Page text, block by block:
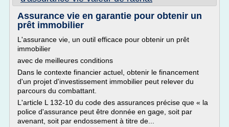
Assurance vie en garantie pour obtenir un
prêt immobilier
L'assurance vie, un outil efficace pour obtenir un prêt
immobilier
avec de meilleures conditions
Dans le contexte financier actuel, obtenir le financement
d'un projet d'investissement immobilier peut relever du
parcours du combattant.
L'article L 132-10 du code des assurances précise que « la
police d'assurance peut être donnée en gage, soit par
avenant, soit par endossement à titre de...